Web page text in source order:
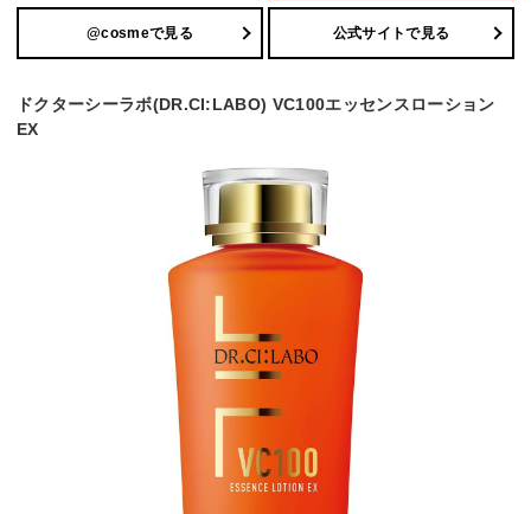
@cosmeで見る 公式サイトで見る
ドクターシーラボ(DR.CI:LABO) VC100エッセンスローション
EX